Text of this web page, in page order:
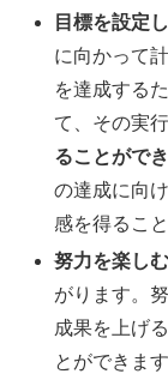
目標を設定
に向かって
を達成する
て、その実
ることがで
の達成に向
感を得るこ
努力を楽しむ
がります。
成果を上げ
とができま